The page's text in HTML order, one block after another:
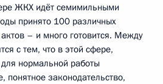
ЖКХ идёт семимильными
принято 100 различных
– и много готовится. Между
с тем, что в этой сфере,
нормальной работы
понятное законодательство,